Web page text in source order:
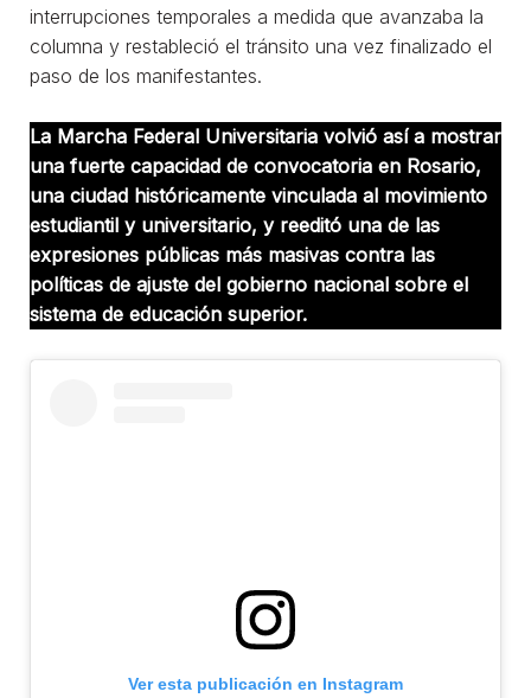
interrupciones temporales a medida que avanzaba la
columna y restableció el tránsito una vez finalizado el
paso de los manifestantes.
La Marcha Federal Universitaria volvió así a mostrar
una fuerte capacidad de convocatoria en Rosario,
una ciudad históricamente vinculada al movimiento
estudiantil y universitario, y reeditó una de las
expresiones públicas más masivas contra las
políticas de ajuste del gobierno nacional sobre el
sistema de educación superior.
Ver esta publicación en Instagram